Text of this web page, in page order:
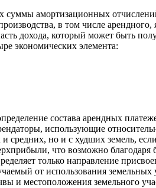
амортизационных
в том числе арендного,
дохода, который может быть
экономических элемента:
состава арендных
использующие
но и с худших земель,
что возможно благодаря
только направление
от использования
и местоположения земельного